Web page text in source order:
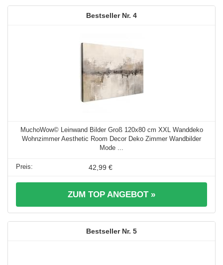
4
MuchoWow© Leinwand Bilder Groß 120x80 cm XXL Wanddeko
Wohnzimmer Aesthetic Room Decor Deko Zimmer Wandbilder
Mode ...
42,99 €
ZUM TOP ANGEBOT »
5